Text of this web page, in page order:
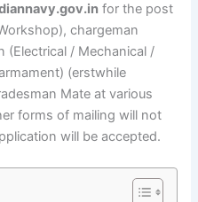
for the post
chargeman
(Electrical / Mechanical /
(erstwhile
Mate at various
forms of mailing will not
will be accepted.